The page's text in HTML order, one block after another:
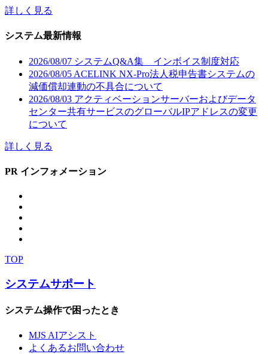
詳しく見る
システム最新情報
2026/08/07 システムQ&A集 インボイス制度対応
2026/08/05 ACELINK NX-Pro法人税申告書システムの
減価償却連動の不具合について
2026/08/03 アクティベーションサーバーおよびデータ
センター共有サービスのグローバルIPアドレスの変更
について
詳しく見る
PR インフォメーション
TOP
システムサポート
システム操作で困ったとき
MJS AIアシスト
よくあるお問い合わせ